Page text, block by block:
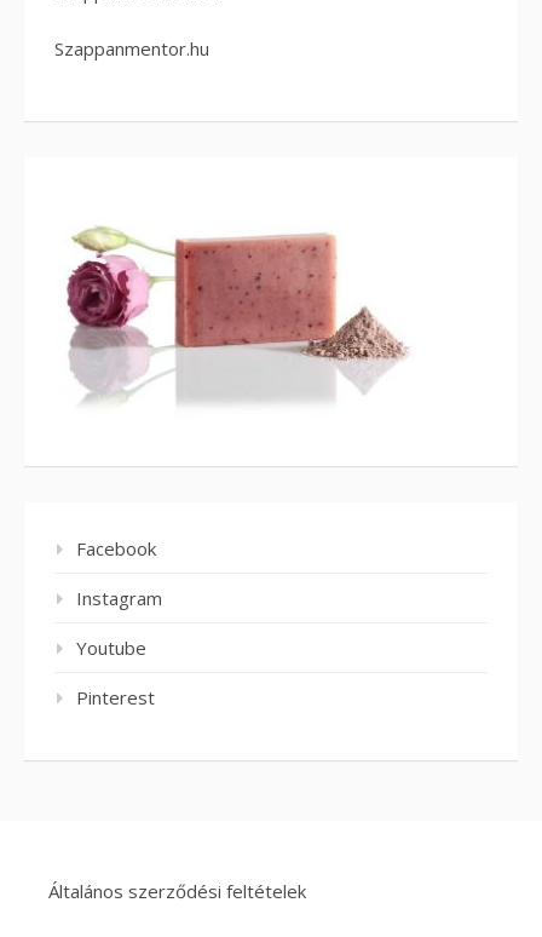
Szappanmentor.hu
Facebook
Instagram
Youtube
Pinterest
Általános szerződési feltételek